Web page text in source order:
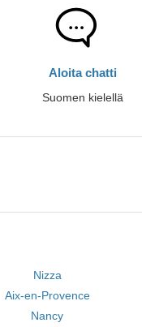
Aloita chatti
Suomen kielellä
Nizza
Aix-en-Provence
Nancy